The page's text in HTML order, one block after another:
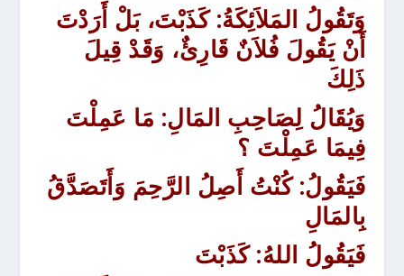
وَتَقُولُ المَلاَئِكَةُ: كَذَبْتَ، بَلْ أَرَدْتَ
أَنْ يَقُولَ فُلاَنٌ قَارِئٌ، وَقَدْ قِيلَ
ذَلِكَ
وَيُقَالُ لِصَاحِبِ المَالِ: مَا عَمِلْتَ
فِيمَا عَمِلْتَ ؟
فَيَقُولُ: كُنْتُ أَصِلُ الرَّحِمَ وَأَتَصَدَّقُ
بِالمَالِ
فَيَقُولُ اللهُ: كَذَبْتَ